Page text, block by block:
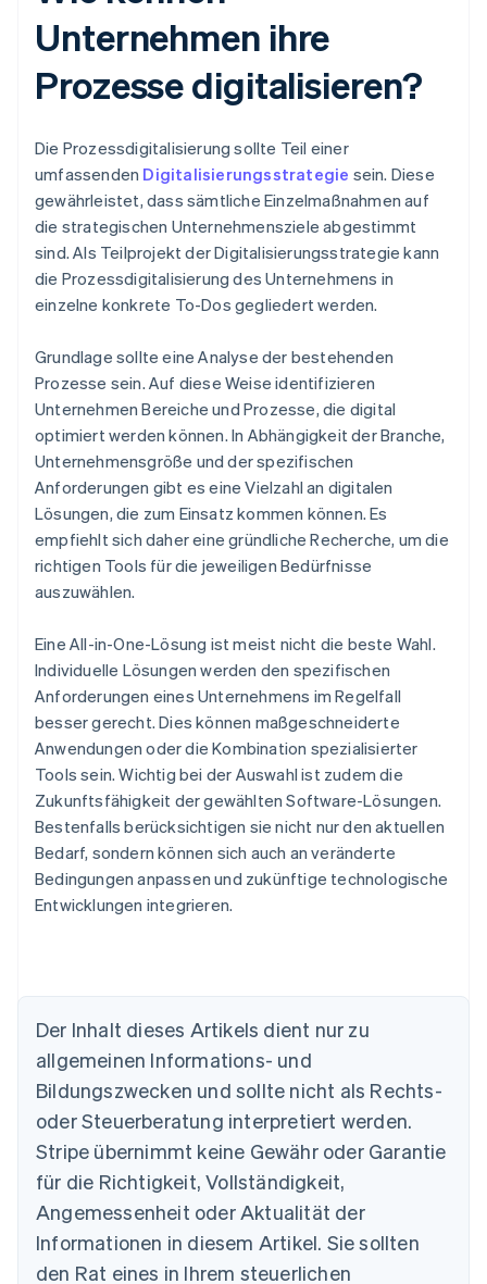
Unternehmen ihre
Prozesse digitalisieren?
Die Prozessdigitalisierung sollte Teil einer
umfassenden Digitalisierungsstrategie sein. Diese
gewährleistet, dass sämtliche Einzelmaßnahmen auf
die strategischen Unternehmensziele abgestimmt
sind. Als Teilprojekt der Digitalisierungsstrategie kann
die Prozessdigitalisierung des Unternehmens in
einzelne konkrete To-Dos gegliedert werden.
Grundlage sollte eine Analyse der bestehenden
Prozesse sein. Auf diese Weise identifizieren
Unternehmen Bereiche und Prozesse, die digital
optimiert werden können. In Abhängigkeit der Branche,
Unternehmensgröße und der spezifischen
Anforderungen gibt es eine Vielzahl an digitalen
Lösungen, die zum Einsatz kommen können. Es
empfiehlt sich daher eine gründliche Recherche, um die
richtigen Tools für die jeweiligen Bedürfnisse
auszuwählen.
Eine All-in-One-Lösung ist meist nicht die beste Wahl.
Individuelle Lösungen werden den spezifischen
Anforderungen eines Unternehmens im Regelfall
besser gerecht. Dies können maßgeschneiderte
Anwendungen oder die Kombination spezialisierter
Tools sein. Wichtig bei der Auswahl ist zudem die
Zukunftsfähigkeit der gewählten Software-Lösungen.
Bestenfalls berücksichtigen sie nicht nur den aktuellen
Bedarf, sondern können sich auch an veränderte
Bedingungen anpassen und zukünftige technologische
Entwicklungen integrieren.
Der Inhalt dieses Artikels dient nur zu
allgemeinen Informations- und
Bildungszwecken und sollte nicht als Rechts-
oder Steuerberatung interpretiert werden.
Stripe übernimmt keine Gewähr oder Garantie
für die Richtigkeit, Vollständigkeit,
Angemessenheit oder Aktualität der
Informationen in diesem Artikel. Sie sollten
den Rat eines in Ihrem steuerlichen
Australien
English
Belgien
Nederlands Français DeutschEnglish
Brasilien
PortuguêsEnglish
English
Dänemark
English